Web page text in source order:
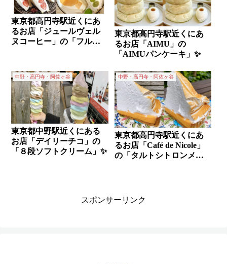
東京都高円寺駅近くにあ
るお店「ジュールヴェル
ヌコーヒー」の「フルー
東京都高円寺駅近くにあ
るお店「AIMU」の
「AIMUパンケーキ」✨
中野・高円寺・阿佐ヶ谷
東京都中野駅近くにある
お店「デイリーチコ」の
「８段ソフトクリーム」✨
中野・高円寺・阿佐ヶ谷
東京都高円寺駅近くにあ
るお店「Café de Nicole」
の「タルトシトロンメレ
スポンサーリンク